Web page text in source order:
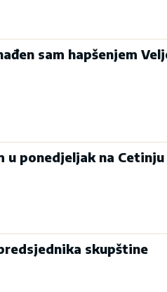
sam hapšenjem
u ponedjeljak na Cetinju
skupštine